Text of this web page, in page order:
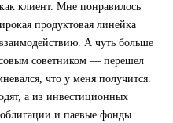
клиент. Мне понравилось
продуктовая линейка
А чуть больше
советником — перешел
что у меня получится.
а из инвестиционных
и паевые фонды.